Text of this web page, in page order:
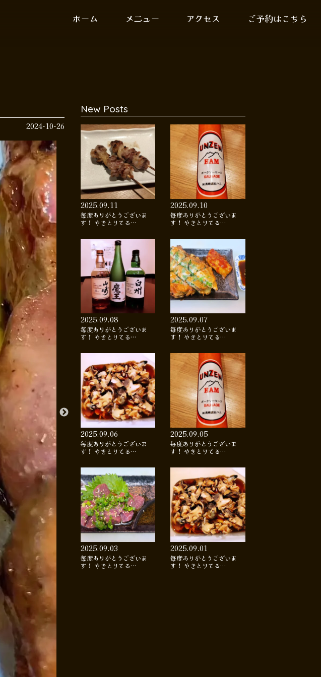
ホーム メニュー アクセス ご予約はこちら
2024-10-26
New Posts
2025.09.11
毎度ありがとうございま
す！ やきとりてる…
2025.09.10
毎度ありがとうございま
す！ やきとりてる…
2025.09.08
毎度ありがとうございま
す！ やきとりてる…
2025.09.07
毎度ありがとうございま
す！ やきとりてる…
2025.09.06
毎度ありがとうございま
す！ やきとりてる…
2025.09.05
毎度ありがとうございま
す！ やきとりてる…
2025.09.03
毎度ありがとうございま
す！ やきとりてる…
2025.09.01
毎度ありがとうございま
す！ やきとりてる…